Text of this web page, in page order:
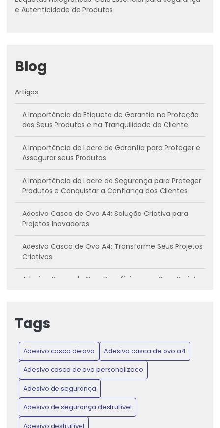
e Autenticidade de Produtos
Blog
Artigos
A Importância da Etiqueta de Garantia na Proteção
dos Seus Produtos e na Tranquilidade do Cliente
A Importância do Lacre de Garantia para Proteger e
Assegurar seus Produtos
A Importância do Lacre de Segurança para Proteger
Produtos e Conquistar a Confiança dos Clientes
Adesivo Casca de Ovo A4: Solução Criativa para
Projetos Inovadores
Adesivo Casca de Ovo A4: Transforme Seus Projetos
Criativos
Adesivo Casca de Ovo: Benefícios para Seus Projetos
como utilizar
Adesivo Casca de Ovo: Inovação para Projetos
Criativos e Práticos
Adesivo Casca de Ovo: Proteja Produtos e Ganhe
Confiança do Consumidor
Adesivo Casca de Ovo: Transforme Seus Projetos de
Artesanato e Decoração
Tags
Adesivo casca de ovo
Adesivo casca de ovo a4
Adesivo casca de ovo personalizado
Adesivo de segurança
Adesivo de segurança destrutível
Adesivo destrutível